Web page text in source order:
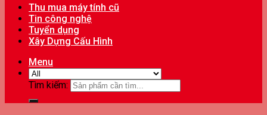
Thu mua máy tính cũ
Tin công nghệ
Tuyển dụng
Xây Dựng Cấu Hình
Menu
Tìm kiếm: